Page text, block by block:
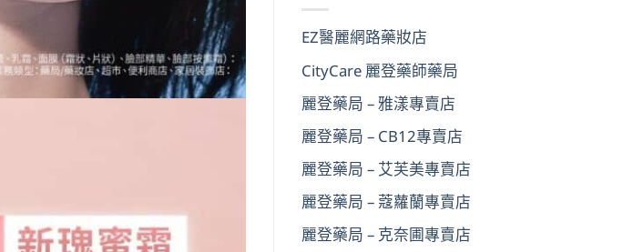
EZ醫麗網路藥妝店
CityCare 麗登藥師藥局
麗登藥局 – 雅漾專賣店
麗登藥局 – CB12專賣店
麗登藥局 – 艾芙美專賣店
麗登藥局 – 蔻蘿蘭專賣店
麗登藥局 – 克奈圃專賣店